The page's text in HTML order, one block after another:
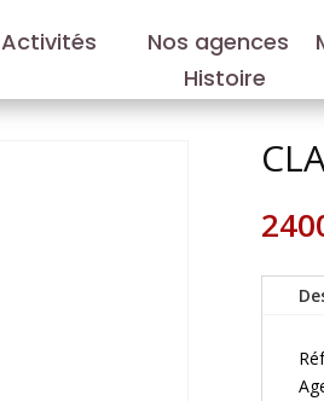
Activités Nos agences
Histoire